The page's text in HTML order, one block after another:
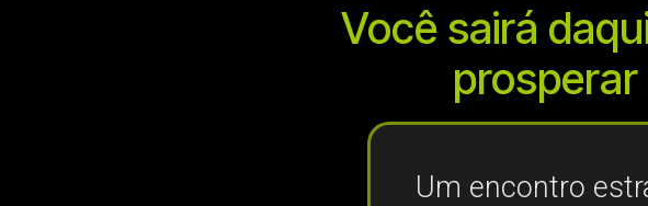
Você sairá
Um encontro